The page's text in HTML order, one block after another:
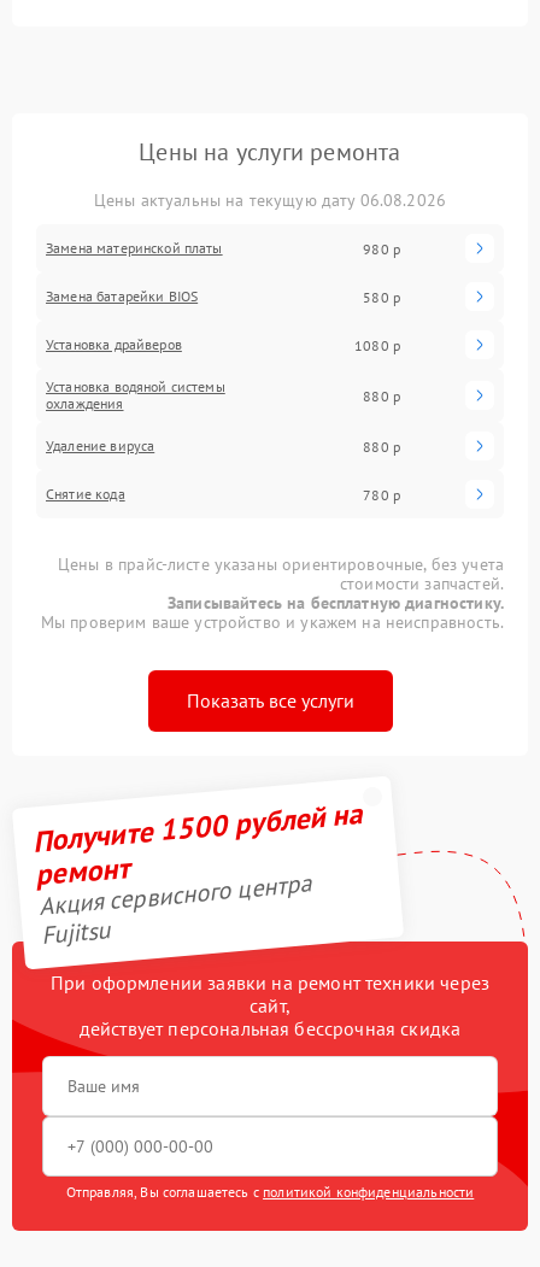
Цены на услуги ремонта
Цены актуальны на текущую дату 06.08.2026
Замена материнской платы 980 р
Замена батарейки BIOS 580 р
Установка драйверов 1080 р
Установка водяной системы
охлаждения
880 р
Удаление вируса 880 р
Снятие кода 780 р
Цены в прайс-листе указаны ориентировочные, без учета
стоимости запчастей.
Записывайтесь на бесплатную диагностику.
Мы проверим ваше устройство и укажем на неисправность.
Показать все услуги
Получите 1500 рублей на
ремонт
Акция сервисного центра
Fujitsu
При оформлении заявки на ремонт техники через
сайт,
действует персональная бессрочная скидка
Отправляя, Вы соглашаетесь с политикой конфиденциальности